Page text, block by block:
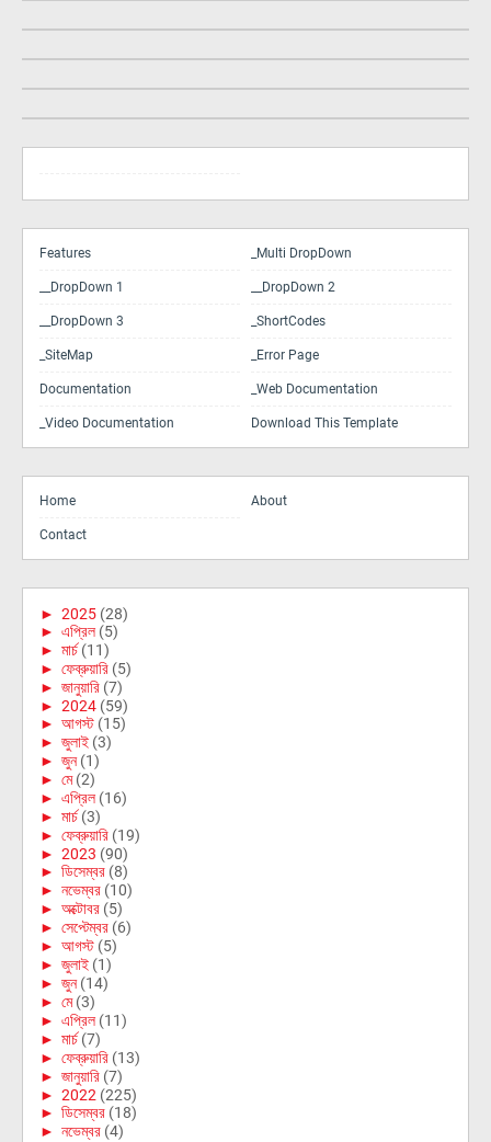
Features _Multi DropDown
__DropDown 1 __DropDown 2
__DropDown 3 _ShortCodes
_SiteMap _Error Page
Documentation _Web Documentation
_Video Documentation Download This Template
Home About
Contact
► 2025 (28)
► এপ্রিল (5)
► মার্চ (11)
► ফেব্রুয়ারি (5)
► জানুয়ারি (7)
► 2024 (59)
► আগস্ট (15)
► জুলাই (3)
► জুন (1)
► মে (2)
► এপ্রিল (16)
► মার্চ (3)
► ফেব্রুয়ারি (19)
► 2023 (90)
► ডিসেম্বর (8)
► নভেম্বর (10)
► অক্টোবর (5)
► সেপ্টেম্বর (6)
► আগস্ট (5)
► জুলাই (1)
► জুন (14)
► মে (3)
► এপ্রিল (11)
► মার্চ (7)
► ফেব্রুয়ারি (13)
► জানুয়ারি (7)
► 2022 (225)
► ডিসেম্বর (18)
► নভেম্বর (4)